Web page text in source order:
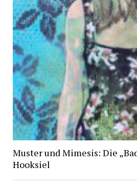
Muster und Mimesis: Die
Hooksiel